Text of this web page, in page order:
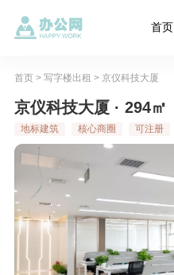
首页
首页> 写字楼出租 > 京仪科技大厦
京仪科技大厦 · 294㎡
地标建筑 核心商圈 可注册